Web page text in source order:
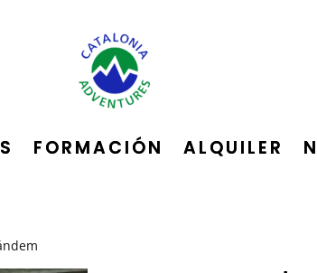
FORMACIÓN ALQUILER